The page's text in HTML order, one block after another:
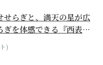
せらぎと、満天の星が広
ぎを体感できる『西表島
)